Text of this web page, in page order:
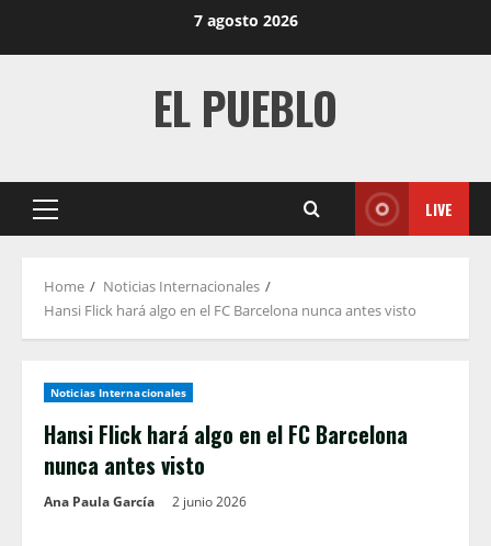
7 agosto 2026
EL PUEBLO
Primary
LIVE
Home
Noticias Internacionales
Hansi Flick hará algo en el FC Barcelona nunca antes visto
Noticias Internacionales
Hansi Flick hará algo en el FC Barcelona
nunca antes visto
Ana Paula García 2 junio 2026